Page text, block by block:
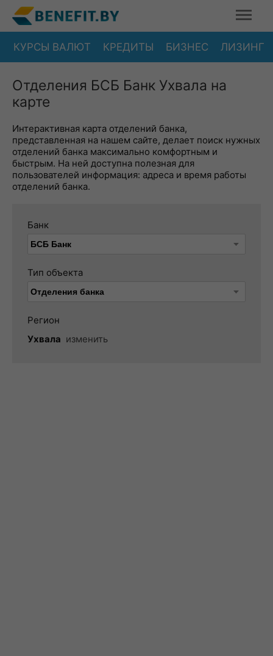
КУРСЫ ВАЛЮТ КРЕДИТЫ БИЗНЕС ЛИЗИНГ
Отделения БСБ Банк Ухвала на
карте
Интерактивная карта отделений банка,
представленная на нашем сайте, делает поиск нужных
отделений банка максимально комфортным и
быстрым. На ней доступна полезная для
пользователей информация: адреса и время работы
отделений банка.
Банк
Тип объекта
Регион
Ухвала изменить